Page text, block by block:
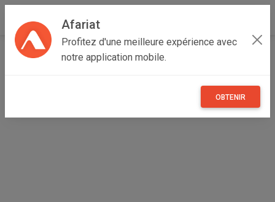
Afariat
Profitez d'une meilleure expérience avec
notre application mobile.
OBTENIR
Accueil Véhicules Grand Tunis